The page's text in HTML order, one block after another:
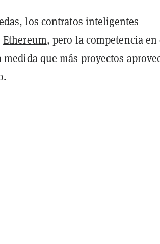
los contratos inteligentes
Ethereum, pero la competencia en
que más proyectos